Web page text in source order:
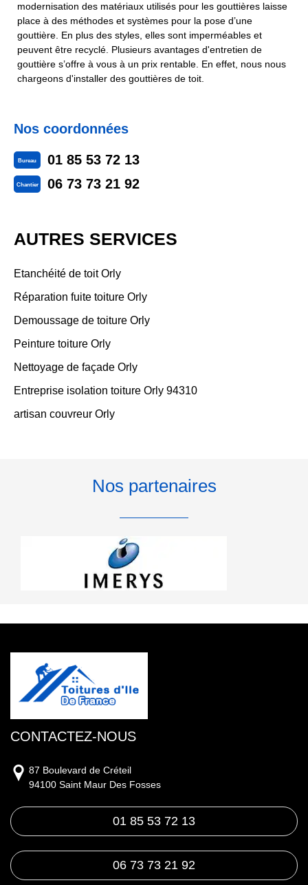
modernisation des matériaux utilisés pour les gouttières laisse
place à des méthodes et systèmes pour la pose d’une
gouttière. En plus des styles, elles sont imperméables et
peuvent être recyclé. Plusieurs avantages d'entretien de
gouttière s’offre à vous à un prix rentable. En effet, nous nous
chargeons d'installer des gouttières de toit.
Nos coordonnées
Bureau 01 85 53 72 13
Chantier 06 73 73 21 92
AUTRES SERVICES
Etanchéité de toit Orly
Réparation fuite toiture Orly
Demoussage de toiture Orly
Peinture toiture Orly
Nettoyage de façade Orly
Entreprise isolation toiture Orly 94310
artisan couvreur Orly
Nos partenaires
CONTACTEZ-NOUS
87 Boulevard de Créteil
94100 Saint Maur Des Fosses
01 85 53 72 13
06 73 73 21 92